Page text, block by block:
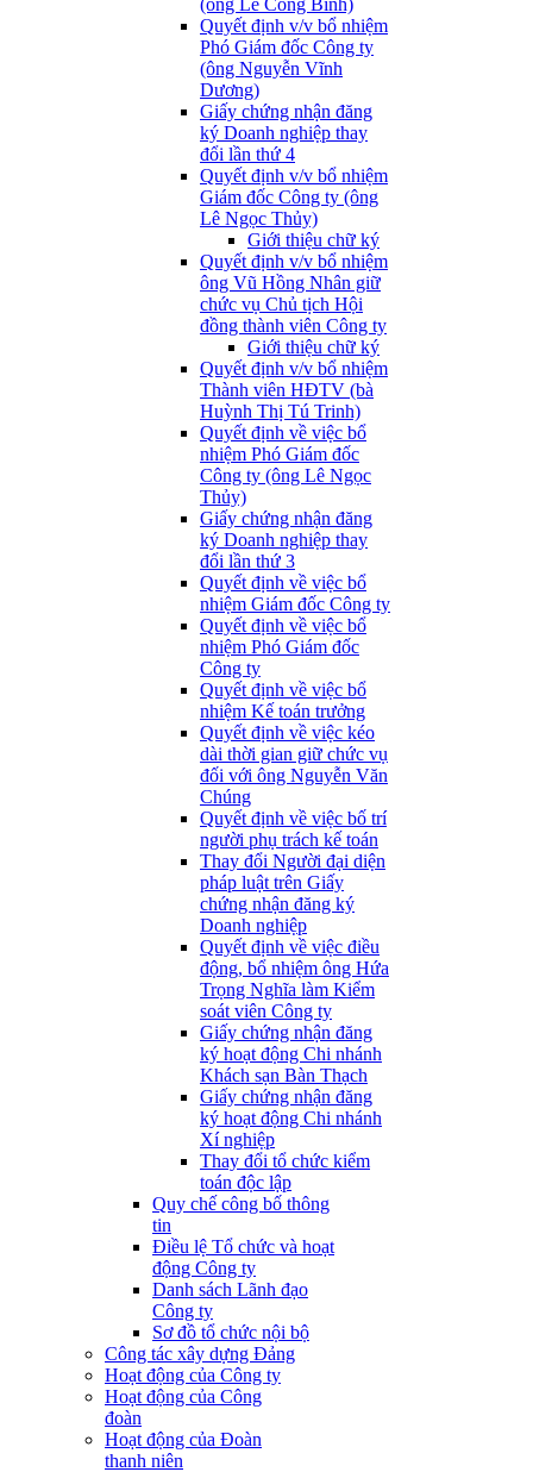
(ông Lê Công Bình)
Quyết định v/v bổ nhiệm
Phó Giám đốc Công ty
(ông Nguyễn Vĩnh
Dương)
Giấy chứng nhận đăng
ký Doanh nghiệp thay
đổi lần thứ 4
Quyết định v/v bổ nhiệm
Giám đốc Công ty (ông
Lê Ngọc Thủy)
Giới thiệu chữ ký
Quyết định v/v bổ nhiệm
ông Vũ Hồng Nhân giữ
chức vụ Chủ tịch Hội
đồng thành viên Công ty
Giới thiệu chữ ký
Quyết định v/v bổ nhiệm
Thành viên HĐTV (bà
Huỳnh Thị Tú Trinh)
Quyết định về việc bổ
nhiệm Phó Giám đốc
Công ty (ông Lê Ngọc
Thủy)
Giấy chứng nhận đăng
ký Doanh nghiệp thay
đổi lần thứ 3
Quyết định về việc bổ
nhiệm Giám đốc Công ty
Quyết định về việc bổ
nhiệm Phó Giám đốc
Công ty
Quyết định về việc bổ
nhiệm Kế toán trưởng
Quyết định về việc kéo
dài thời gian giữ chức vụ
đối với ông Nguyễn Văn
Chúng
Quyết định về việc bố trí
người phụ trách kế toán
Thay đổi Người đại diện
pháp luật trên Giấy
chứng nhận đăng ký
Doanh nghiệp
Quyết định về việc điều
động, bổ nhiệm ông Hứa
Trọng Nghĩa làm Kiểm
soát viên Công ty
Giấy chứng nhận đăng
ký hoạt động Chi nhánh
Khách sạn Bàn Thạch
Giấy chứng nhận đăng
ký hoạt động Chi nhánh
Xí nghiệp
Thay đổi tổ chức kiểm
toán độc lập
Quy chế công bố thông
tin
Điều lệ Tổ chức và hoạt
động Công ty
Danh sách Lãnh đạo
Công ty
Sơ đồ tổ chức nội bộ
Công tác xây dựng Đảng
Hoạt động của Công ty
Hoạt động của Công
đoàn
Hoạt động của Đoàn
thanh niên